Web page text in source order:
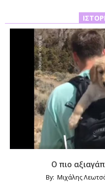
Ο πιο
By: Μιχάλης